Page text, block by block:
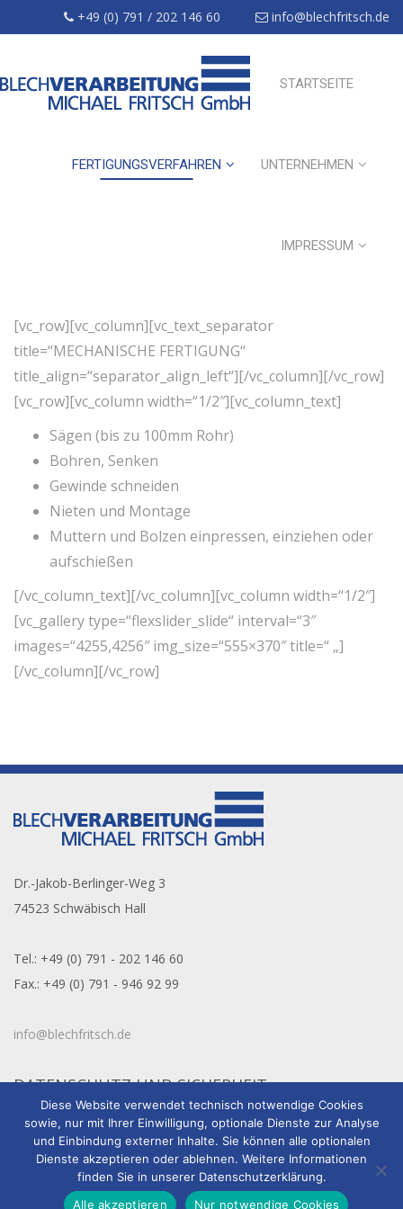
+49 (0) 791 / 202 146 60 info@blechfritsch.de
STARTSEITE
FERTIGUNGSVERFAHREN UNTERNEHMEN
IMPRESSUM
[vc_row][vc_column][vc_text_separator
title=“MECHANISCHE FERTIGUNG“
title_align=“separator_align_left“][/vc_column][/vc_row]
[vc_row][vc_column width=“1/2″][vc_column_text]
Sägen (bis zu 100mm Rohr)
Bohren, Senken
Gewinde schneiden
Nieten und Montage
Muttern und Bolzen einpressen, einziehen oder
aufschießen
[/vc_column_text][/vc_column][vc_column width=“1/2″]
[vc_gallery type=“flexslider_slide“ interval=“3″
images=“4255,4256″ img_size=“555×370″ title=“ „]
[/vc_column][/vc_row]
Dr.-Jakob-Berlinger-Weg 3
74523 Schwäbisch Hall
Tel.: +49 (0) 791 - 202 146 60
Fax.: +49 (0) 791 - 946 92 99
info@blechfritsch.de
DATENSCHUTZ UND SICHERHEIT
Impressum
Datenschutzerklärung
Allgemeine Geschäftsbedingungen
Diese Website verwendet technisch notwendige Cookies
sowie, nur mit Ihrer Einwilligung, optionale Dienste zur Analyse
und Einbindung externer Inhalte. Sie können alle optionalen
Dienste akzeptieren oder ablehnen. Weitere Informationen
finden Sie in unserer Datenschutzerklärung.
Alle akzeptieren
Nur notwendige Cookies